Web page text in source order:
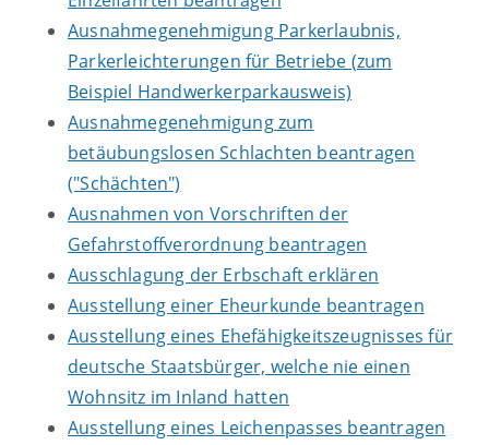
Ausnahmegenehmigung Parkerlaubnis,
Parkerleichterungen für Betriebe (zum
Beispiel Handwerkerparkausweis)
Ausnahmegenehmigung zum
betäubungslosen Schlachten beantragen
("Schächten")
Ausnahmen von Vorschriften der
Gefahrstoffverordnung beantragen
Ausschlagung der Erbschaft erklären
Ausstellung einer Eheurkunde beantragen
Ausstellung eines Ehefähigkeitszeugnisses für
deutsche Staatsbürger, welche nie einen
Wohnsitz im Inland hatten
Ausstellung eines Leichenpasses beantragen